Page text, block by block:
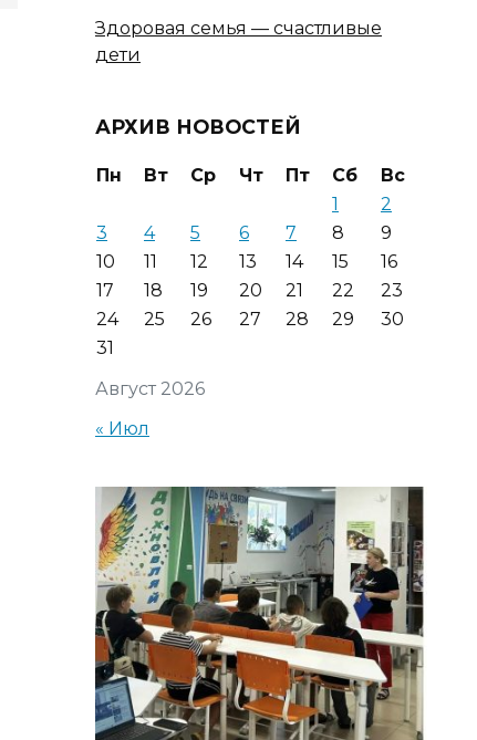
Здоровая семья — счастливые
дети
АРХИВ НОВОСТЕЙ
Август 2026
Пн Вт Ср Чт Пт Сб
Вс
1
2
3
4 5 6 7 8
9
10
11 12 13 14 15
16
17
18 19 20 21 22
23
24
25 26 27 28 29
30
31
« Июл